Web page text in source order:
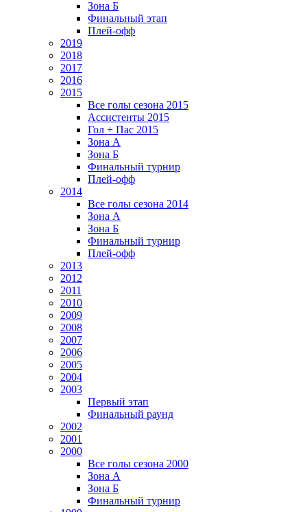
Зона Б
Финальный этап
Плей-офф
2019
2018
2017
2016
2015
Все голы сезона 2015
Ассистенты 2015
Гол + Пас 2015
Зона А
Зона Б
Финальный турнир
Плей-офф
2014
Все голы сезона 2014
Зона А
Зона Б
Финальный турнир
Плей-офф
2013
2012
2011
2010
2009
2008
2007
2006
2005
2004
2003
Первый этап
Финальный раунд
2002
2001
2000
Все голы сезона 2000
Зона А
Зона Б
Финальный турнир